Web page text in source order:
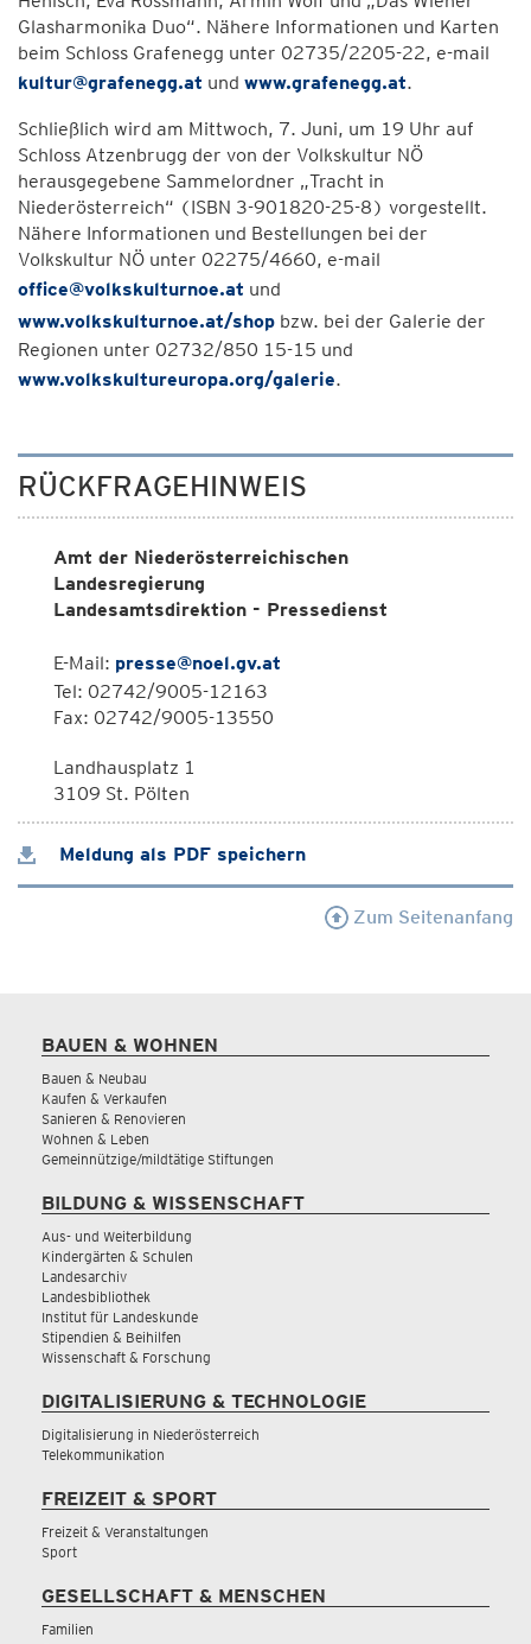
Glasharmonika Duo“. Nähere Informationen und Karten
beim Schloss Grafenegg unter 02735/2205-22, e-mail
kultur@grafenegg.at und www.grafenegg.at.
Schließlich wird am Mittwoch, 7. Juni, um 19 Uhr auf
Schloss Atzenbrugg der von der Volkskultur NÖ
herausgegebene Sammelordner „Tracht in
Niederösterreich“ (ISBN 3-901820-25-8) vorgestellt.
Nähere Informationen und Bestellungen bei der
Volkskultur NÖ unter 02275/4660, e-mail
office@volkskulturnoe.at und
www.volkskulturnoe.at/shop bzw. bei der Galerie der
Regionen unter 02732/850 15-15 und
www.volkskultureuropa.org/galerie.
RÜCKFRAGEHINWEIS
Amt der Niederösterreichischen
Landesregierung
Landesamtsdirektion - Pressedienst
E-Mail: presse@noel.gv.at
Tel: 02742/9005-12163
Fax: 02742/9005-13550
Landhausplatz 1
3109 St. Pölten
Meldung als PDF speichern
Zum Seitenanfang
BAUEN & WOHNEN
Bauen & Neubau
Kaufen & Verkaufen
Sanieren & Renovieren
Wohnen & Leben
Gemeinnützige/mildtätige Stiftungen
BILDUNG & WISSENSCHAFT
Aus- und Weiterbildung
Kindergärten & Schulen
Landesarchiv
Landesbibliothek
Institut für Landeskunde
Stipendien & Beihilfen
Wissenschaft & Forschung
DIGITALISIERUNG & TECHNOLOGIE
Digitalisierung in Niederösterreich
Telekommunikation
FREIZEIT & SPORT
Freizeit & Veranstaltungen
Sport
GESELLSCHAFT & MENSCHEN
Familien